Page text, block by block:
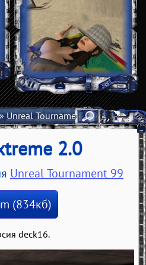
Unreal Tournament 99»Карты»
2.0
Unreal Tournament 99
(834кб)
deck16.